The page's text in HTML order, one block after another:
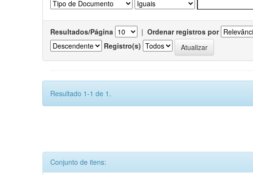
Resultados/Página | Ordenar registros por
Registro(s)
Resultado 1-1 de 1.
Conjunto de itens: